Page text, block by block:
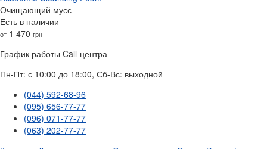
Очищающий мусс
Есть в наличии
от 1 470 грн
График работы Call-центра
Пн-Пт: с 10:00 до 18:00, Сб-Вс: выходной
(044) 592-68-96
(095) 656-77-77
(096) 071-77-77
(063) 202-77-77